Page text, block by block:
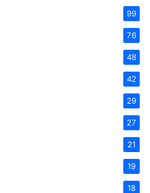
99
76
48
42
29
27
21
19
18